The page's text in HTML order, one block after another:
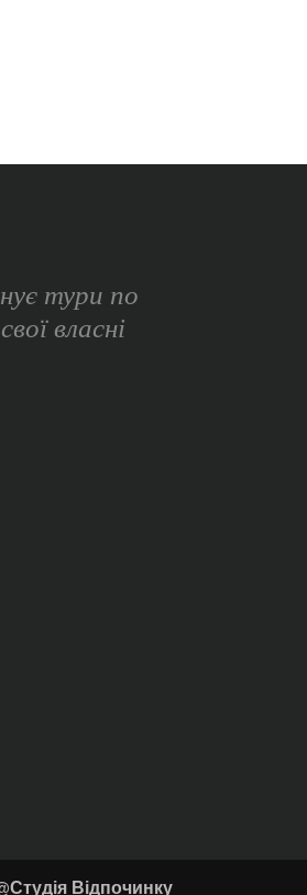
тури по
власні
Відпочинку